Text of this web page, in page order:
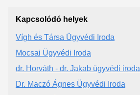
Kapcsolódó helyek
Vígh és Társa Ügyvédi Iroda
Mocsai Ügyvédi Iroda
dr. Horváth - dr. Jakab ügyvédi iroda
Dr. Maczó Ágnes Ügyvédi Iroda